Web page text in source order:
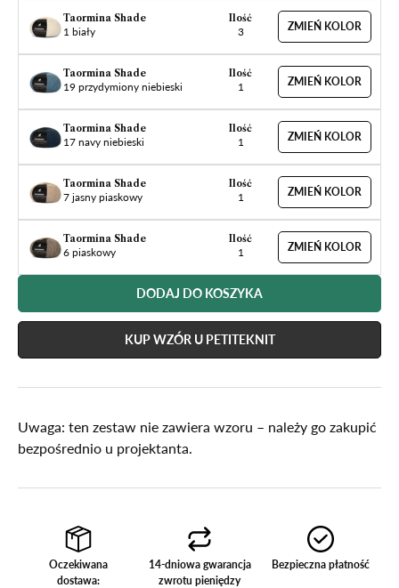
Taormina Shade
1 biały
Ilość
3 ZMIEŃ KOLOR
Taormina Shade
19 przydymiony niebieski
Ilość
1 ZMIEŃ KOLOR
Taormina Shade
17 navy niebieski
Ilość
1 ZMIEŃ KOLOR
Taormina Shade
7 jasny piaskowy
Ilość
1 ZMIEŃ KOLOR
Taormina Shade
6 piaskowy
Ilość
1 ZMIEŃ KOLOR
DODAJ DO KOSZYKA
KUP WZÓR U PETITEKNIT
Uwaga: ten zestaw nie zawiera wzoru – należy go zakupić
bezpośrednio u projektanta.
Oczekiwana
dostawa:
14-dniowa gwarancja
zwrotu pieniędzy
Bezpieczna płatność